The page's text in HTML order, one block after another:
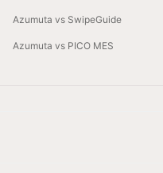
Azumuta vs SwipeGuide
Azumuta vs PICO MES